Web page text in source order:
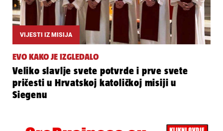
VIJESTI IZ MISIJA
EVO KAKO JE IZGLEDALO
Veliko slavlje svete potvrde i prve svete
pričesti u Hrvatskoj katoličkoj misiji u
Siegenu